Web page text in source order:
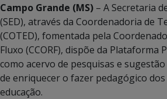
Campo Grande (MS) – A Secretaria
(SED), através da Coordenadoria de
(COTED), fomentada pela
Fluxo (CCORF), dispõe da
como acervo de pesquisas e
de enriquecer o fazer pedagógico
educação.